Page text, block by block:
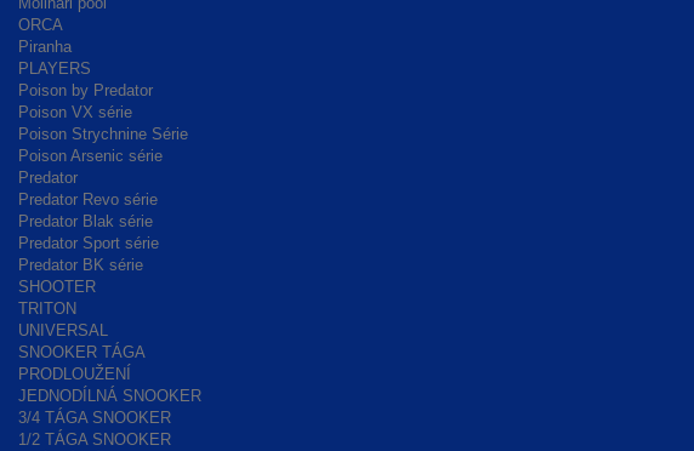
ORCA
Piranha
PLAYERS
Poison by Predator
Poison VX série
Poison Strychnine Série
Poison Arsenic série
Predator
Predator Revo série
Predator Blak série
Predator Sport série
Predator BK série
SHOOTER
TRITON
UNIVERSAL
SNOOKER TÁGA
PRODLOUŽENÍ
JEDNODÍLNÁ SNOOKER
3/4 TÁGA SNOOKER
1/2 TÁGA SNOOKER